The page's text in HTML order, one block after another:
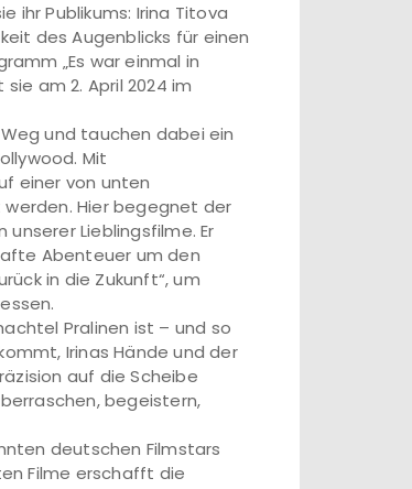
ihr Publikums: Irina Titova
des Augenblicks für einen
„Es war einmal in
am 2. April 2024 im
und tauchen dabei ein
Mit
einer von unten
Hier begegnet der
Lieblingsfilme. Er
Abenteuer um den
in die Zukunft“, um
Pralinen ist – und so
Irinas Hände und der
auf die Scheibe
begeistern,
deutschen Filmstars
Filme erschafft die